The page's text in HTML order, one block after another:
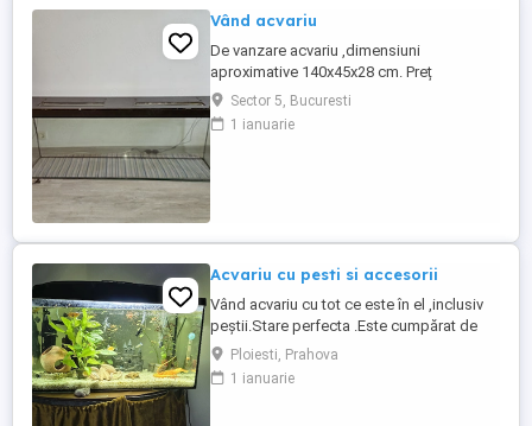
Vând acvariu
De vanzare acvariu ,dimensiuni
aproximative 140x45x28 cm. Preț
negociabil.
Sector 5, Bucuresti
1 ianuarie
Acvariu cu pesti si accesorii
Vând acvariu cu tot ce este în el ,inclusiv
peștii.Stare perfecta .Este cumpărat de
doua luni.Motivul pentru care îl vând este
că trebuie sa plec din țară pentru o
perioadă .
Ploiesti, Prahova
1 ianuarie